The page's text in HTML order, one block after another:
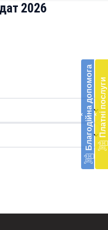
‹ Благодійна допомогав
‹ Платні послуги
2026